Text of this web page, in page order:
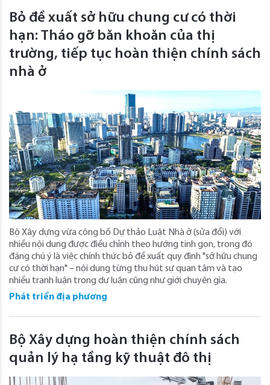
Bỏ đề xuất sở hữu chung cư có thời
hạn: Tháo gỡ băn khoăn của thị
trường, tiếp tục hoàn thiện chính sách
nhà ở
Bộ Xây dựng vừa công bố Dự thảo Luật Nhà ở (sửa đổi) với
nhiều nội dung được điều chỉnh theo hướng tinh gọn, trong đó
đáng chú ý là việc chính thức bỏ đề xuất quy định "sở hữu chung
cư có thời hạn" – nội dung từng thu hút sự quan tâm và tạo
nhiều tranh luận trong dư luận cũng như giới chuyên gia.
Phát triển địa phương
Bộ Xây dựng hoàn thiện chính sách
quản lý hạ tầng kỹ thuật đô thị